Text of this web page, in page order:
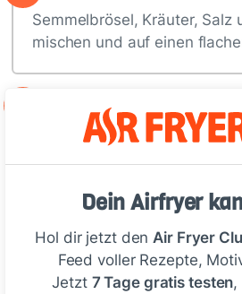
Dein Airfryer
Hol dir jetzt den Air Fryer
Feed voller Rezepte,
Jetzt 7 Tage gratis testen
Semmelbrösel, Kräuter, Salz
mischen und auf einen
Mehl auf einen flachen
Deine Notizen